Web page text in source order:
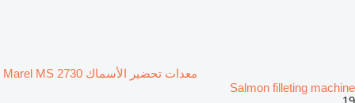
معدات تحضير الأسماك Marel MS 2730
Salmon filleting machine